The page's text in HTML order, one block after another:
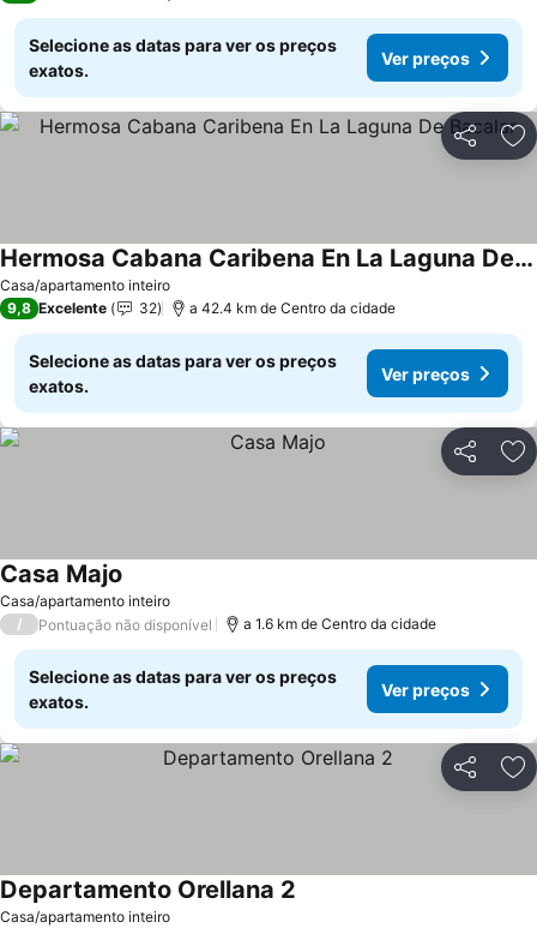
Selecione as datas para ver os preços
exatos.
Ver preços
Partilhar
Casa/apartamento inteiro
Hermosa Cabana Caribena En La Laguna De Bacalar
Ver preços
9,8 Excelente 32 a 42.4 km de Centro da cidade
Selecione as datas para ver os preços
exatos.
Ver preços
Partilhar
Casa/apartamento inteiro
Casa Majo
/ Pontuação não disponível a 1.6 km de Centro da cidade
Selecione as datas para ver os preços
exatos.
Ver preços
Partilhar
Casa/apartamento inteiro
Departamento Orellana 2